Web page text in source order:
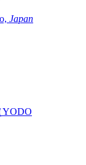
Japan
YODO